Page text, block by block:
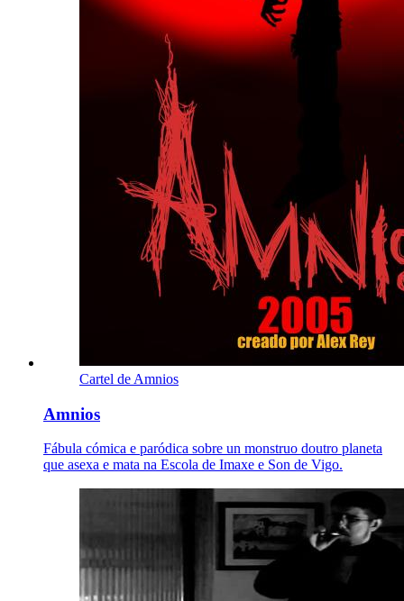
Cartel de Amnios
Amnios
Fábula cómica e paródica sobre un monstruo doutro planeta
que asexa e mata na Escola de Imaxe e Son de Vigo.